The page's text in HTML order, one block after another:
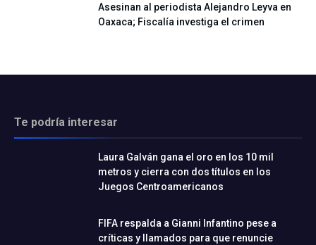
Asesinan al periodista Alejandro Leyva en
Oaxaca; Fiscalía investiga el crimen
Te podría interesar
Laura Galván gana el oro en los 10 mil
metros y cierra con dos títulos en los
Juegos Centroamericanos
FIFA respalda a Gianni Infantino pese a
críticas y llamados para que renuncie